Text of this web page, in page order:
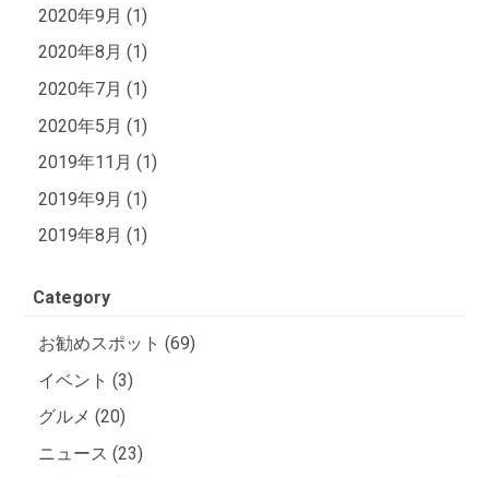
2020年9月 (1)
2020年8月 (1)
2020年7月 (1)
2020年5月 (1)
2019年11月 (1)
2019年9月 (1)
2019年8月 (1)
Category
お勧めスポット (69)
イベント (3)
グルメ (20)
ニュース (23)